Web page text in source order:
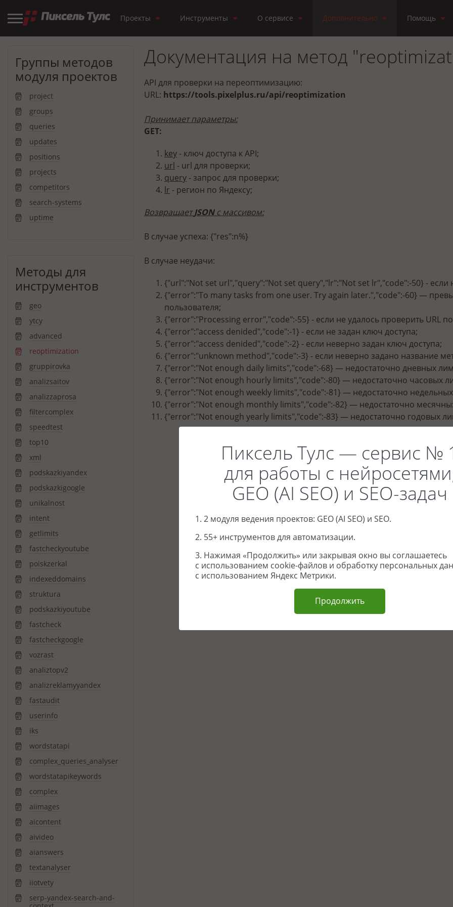
Проекты Инструменты О сервисе Дополнительно Помощь
Группы методов
модуля проектов
project
groups
queries
updates
positions
projects
competitors
search-systems
uptime
Методы для
инструментов
geo
ytcy
advanced
reoptimization
gruppirovka
analizsaitov
analizzaprosa
filtercomplex
speedtest
top10
xml
podskazkiyandex
podskazkigoogle
unikalnost
intent
getlimits
fastcheckyoutube
poiskzerkal
indexeddomains
struktura
podskazkiyoutube
fastcheck
fastcheckgoogle
vozrast
analiztopv2
analizreklamyyandex
fastaudit
userinfo
iks
wordstatapi
complex_queries_analyser
wordstatapikeywords
complex
aiimages
aicontent
aivideo
aianswers
textanalyser
iiotvety
serp-yandex-search-and-
Документация на метод
API для проверки на переоптимизацию:
URL: https://tools.pixelplus.ru/api/reoptimization
Принимает параметры:
GET:
key - ключ доступа к API;
url - url для проверки;
query - запрос для проверки;
lr - регион по Яндексу;
ВозвращаетJSONс массивом:
В случае успеха: {"res":n%}
В случае неудачи:
{"url":"Not set url","query":"Not set query","lr":"Not set lr","code":-50} - если
{"error":"To many tasks from one user. Try again later.","code":-60} —
пользователя;
{"error":"Processing error","code":-55} - если не удалось проверить URL
{"error":"access denided","code":-1} - если не задан ключ доступа;
{"error":"access denided","code":-2} - если неверно задан ключ доступа;
{"error":"unknown method","code":-3} - если неверно задано название
{"error":"Not enough daily limits","code":-68} — недостаточно дневных
{"error":"Not enough hourly limits","code":-80} — недостаточно часовых
{"error":"Not enough weekly limits","code":-81} — недостаточно
{"error":"Not enough monthly limits","code":-82} — недостаточно
{"error":"Not enough yearly limits","code":-83} — недостаточно годовых
Пиксель Тулс — сервис №
для работы с
GEO (AI SEO) и SEO-задач
1. 2 модуля ведения проектов: GEO (AI SEO) и SEO.
2. 55+ инструментов для автоматизации.
3. Нажимая «Продолжить» или закрывая окно вы соглашаетесь
с использованием cookie-файлов и обработку персональных
с использованием Яндекс Метрики.
Продолжить